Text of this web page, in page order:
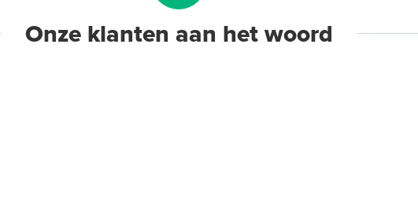
Onze klanten aan het woord